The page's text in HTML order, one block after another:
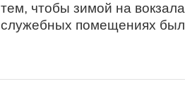
тем, чтобы зимой на
служебных помещениях